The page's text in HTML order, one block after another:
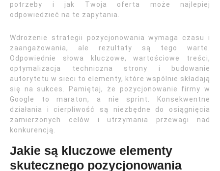
potrzeby i jak Twoja oferta może najlepiej
odpowiedzieć na te zapytania.
Wdrożenie strategii pozycjonowania wymaga czasu i
zaangażowania, ale rezultaty są tego warte.
Odpowiednie słowa kluczowe, wartościowe treści,
optymalizacja techniczna strony i budowanie
autorytetu w sieci to elementy, które wspólnie składają
się na sukces. Pamiętaj, że pozycjonowanie firmy w
Google to maraton, a nie sprint. Konsekwentne
działania i cierpliwość są niezbędne do osiągnięcia
zamierzonych celów i utrzymania przewagi nad
konkurencją.
Jakie są kluczowe elementy
skutecznego pozycjonowania